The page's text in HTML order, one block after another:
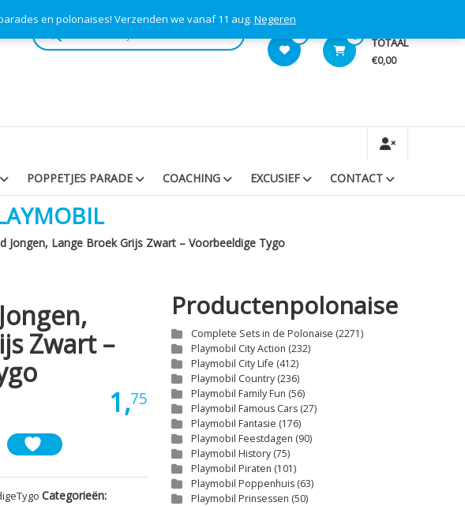
en polonaises! Verzenden we vanaf 11 aug. Negeren
0 TOTAAL
€0,00
Producten
POPPETJES PARADE COACHING EXCUSIEF CONTACT
Jongen, Lange Broek Grijs Zwart – Voorbeeldige Tygo
Zwart –
1,75
Categorieën:
Productenpolonaise
Complete Sets in de Polonaise (2271)
Playmobil City Action (232)
Playmobil City Life (412)
Playmobil Country (236)
Playmobil Family Fun (56)
Playmobil Famous Cars (27)
Playmobil Fantasie (176)
Playmobil Feestdagen (90)
Playmobil History (75)
Playmobil Piraten (101)
Playmobil Poppenhuis (63)
Playmobil Prinsessen (50)